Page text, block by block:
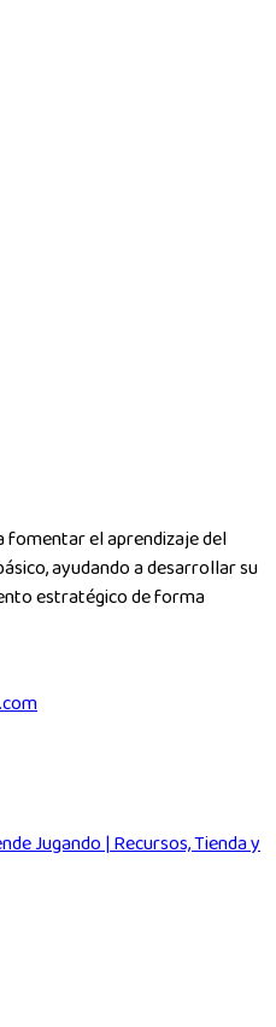
fomentar el aprendizaje del
ayudando a desarrollar su
estratégico de forma
Jugando | Recursos, Tienda y